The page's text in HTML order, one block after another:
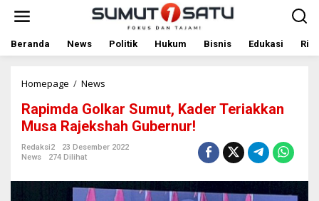
t
Beranda News Politik Hukum Bisnis Edukasi
Homepage / News
p
i
m
d
o
Rapimda Golkar Sumut, Kader Teriakkan
Musa Rajekshah Gubernur!
Redaksi2
23 Desember 2022
News
274 Dilihat